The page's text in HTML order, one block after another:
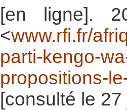
[en ligne].
<www.rfi.fr/
parti-kengo-
propositions-
[consulté le